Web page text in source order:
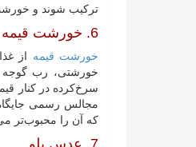
ترکیب شوند و
6. خورشت قیمه
خورشت قیمه از
خورشتی، رب گوجه
سرخ‌کرده در کنار
مجالس رسمی
که آن را محبوب‌تر
7. عدس پلو